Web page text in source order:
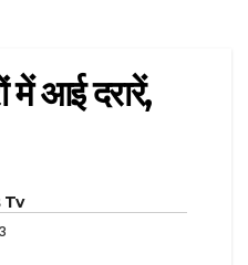
आई दरारें,
Tv